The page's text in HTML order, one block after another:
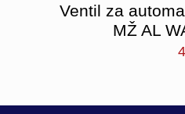
Ventil za
MŽ AL